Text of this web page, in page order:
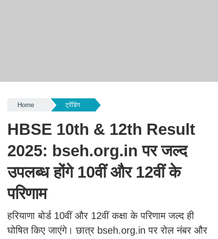
Home ट्रेंडिंग
HBSE 10th & 12th Result
2025: bseh.org.in पर जल्द
उपलब्ध होंगे 10वीं और 12वीं के
परिणाम
हरियाणा बोर्ड 10वीं और 12वीं कक्षा के परिणाम जल्द ही
घोषित किए जाएंगे। छात्र bseh.org.in पर रोल नंबर और